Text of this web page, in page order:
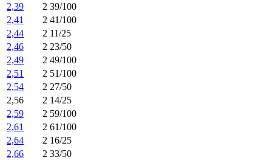
2,39
2 39/100
2,41
2 41/100
2,44
2 11/25
2,46
2 23/50
2,49
2 49/100
2,51
2 51/100
2,54
2 27/50
2,56
2 14/25
2,59
2 59/100
2,61
2 61/100
2,64
2 16/25
2,66
2 33/50